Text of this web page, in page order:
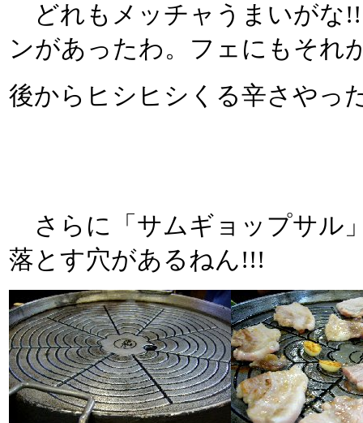
どれもメッチャうまいがな
ンがあったわ。フェにもそれ
後からヒシヒシくる辛さやっ
さらに「サムギョップサル
落とす穴があるねん!!!